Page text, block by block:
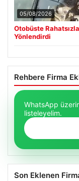
05/08/2026
Otobüste
Yönlendirdi
Rehbere Firma
WhatsApp
listeleyelim.
Son Eklenen